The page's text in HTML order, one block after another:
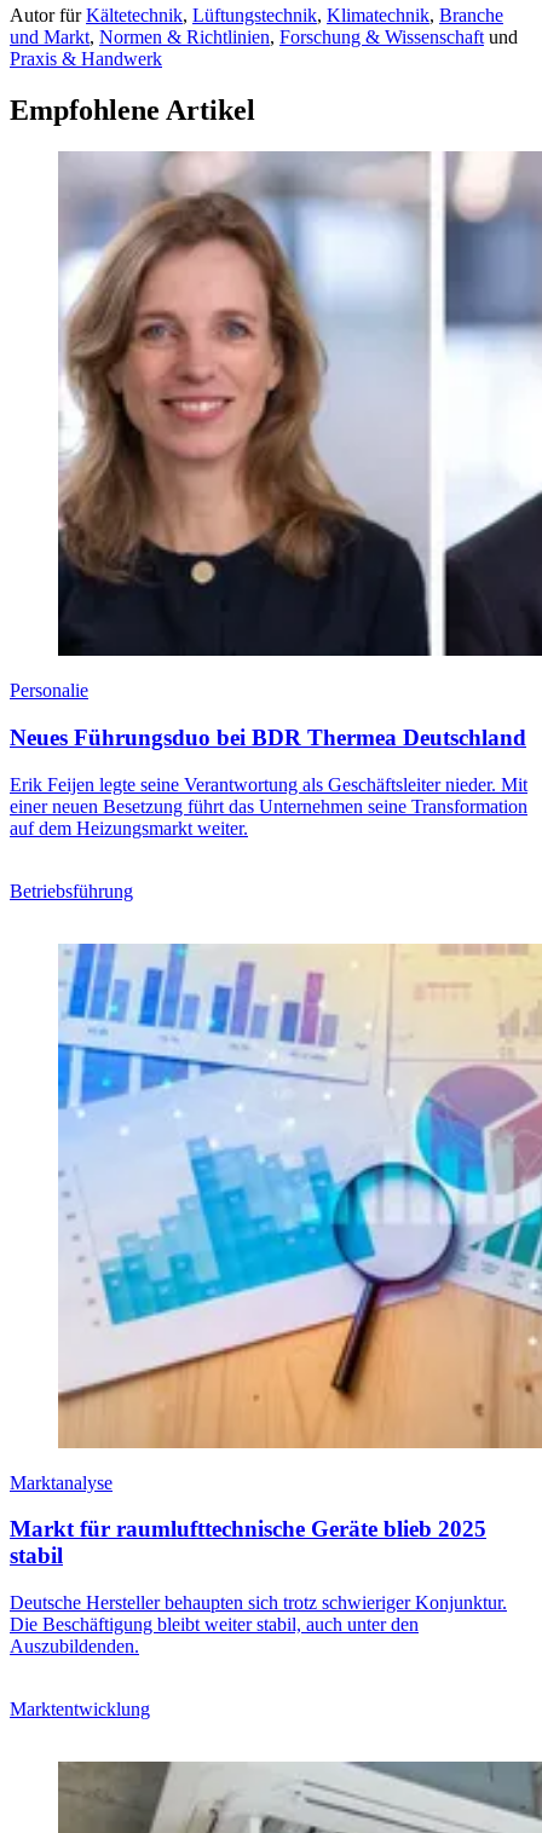
AutorfürKältetechnik, Lüftungstechnik, Klimatechnik, Branche
und Markt, Normen & Richtlinien, Forschung & Wissenschaftund
Praxis & Handwerk
Empfohlene Artikel
Personalie
Neues Führungsduo bei BDR Thermea Deutschland
Erik Feijen legte seine Verantwortung als Geschäftsleiter nieder. Mit
einer neuen Besetzung führt das Unternehmen seine Transformation
auf dem Heizungsmarkt weiter.
Betriebsführung
Marktanalyse
Markt für raumlufttechnische Geräte blieb 2025
stabil
Deutsche Hersteller behaupten sich trotz schwieriger Konjunktur.
Die Beschäftigung bleibt weiter stabil, auch unter den
Auszubildenden.
Marktentwicklung